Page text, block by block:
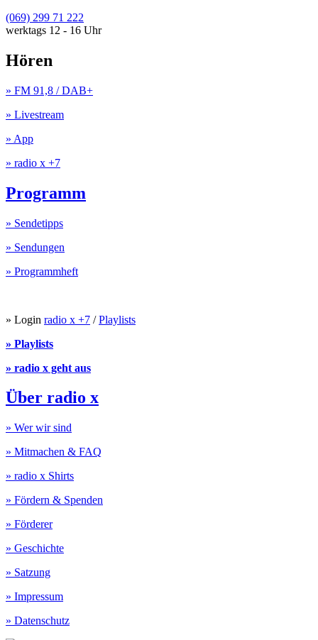
(069) 299 71 222
werktags 12 - 16 Uhr
Hören
» FM 91,8 / DAB+
» Livestream
» App
» radio x +7
Programm
» Sendetipps
» Sendungen
» Programmheft
» Login radio x +7 /Playlists
» Playlists
» radio x geht aus
Über radio x
» Wer wir sind
» Mitmachen & FAQ
» radio x Shirts
» Fördern & Spenden
» Förderer
» Geschichte
» Satzung
» Impressum
» Datenschutz